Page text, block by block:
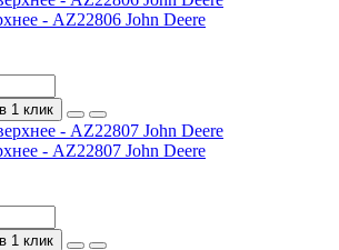
- AZ22806 John Deere
1 клик
- AZ22807 John Deere
1 клик